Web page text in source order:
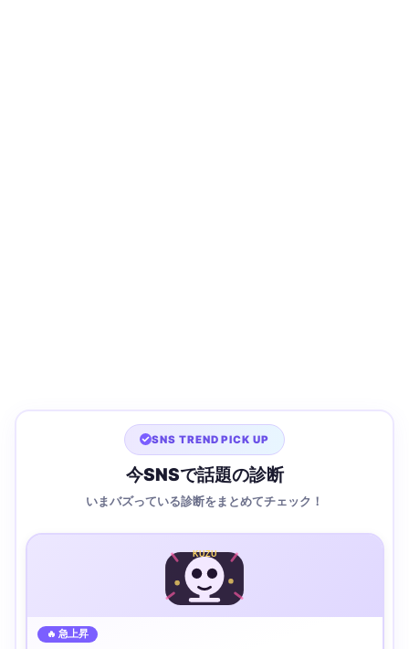
SNS TREND PICK UP
今SNSで話題の診断
いまバズっている診断をまとめてチェック！
KUZU
🔥 急上昇